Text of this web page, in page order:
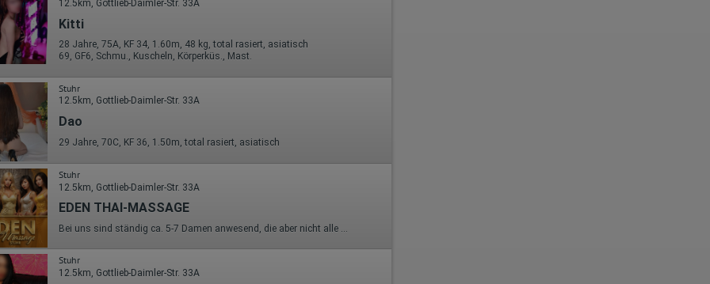
12.5km, Gottlieb-Daimler-Str. 33A
Kitti
28 Jahre, 75A, KF 34, 1.60m, 48 kg, total rasiert, asiatisch
69, GF6, Schmu., Kuscheln, Körperküs., Mast.
Stuhr
12.5km, Gottlieb-Daimler-Str. 33A
Dao
29 Jahre, 70C, KF 36, 1.50m, total rasiert, asiatisch
Stuhr
12.5km, Gottlieb-Daimler-Str. 33A
EDEN THAI-MASSAGE
Bei uns sind ständig ca. 5-7 Damen anwesend, die aber nicht alle auf www.ladies.de gelistet sind! Sehr verehrter Besucher, wir heißen Sie auf unseren Seiten sehr herzlich willkommen. Besuchen Sie unser Haus zunächst hier im Internet und lassen Sie sich einen ersten Einblick geben, wie wir » unsere Räume für Sie gestaltet haben. Bei uns erwartet Sie ein freundliches und immer sehr gut gelauntes Personal, welches wie Engel nur für Sie allein und ganz individuell tätig werden. Wir bieten unseren Besuchern eine ganze Reihe himmlischer Leistungen an. Besuchen Sie uns und überzeugen Sie sich sel
Stuhr
12.5km, Gottlieb-Daimler-Str. 33A